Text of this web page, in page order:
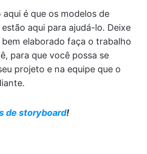
é que os modelos de
aqui para ajudá-lo. Deixe
elaborado faça o trabalho
para que você possa se
projeto e na equipe que o
de storyboard!